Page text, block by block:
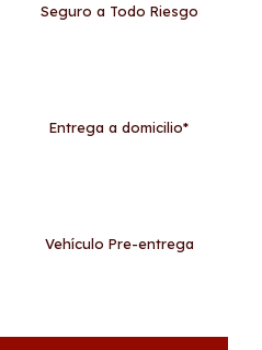
Seguro a Todo Riesgo
Entrega a domicilio*
Vehículo Pre-entrega